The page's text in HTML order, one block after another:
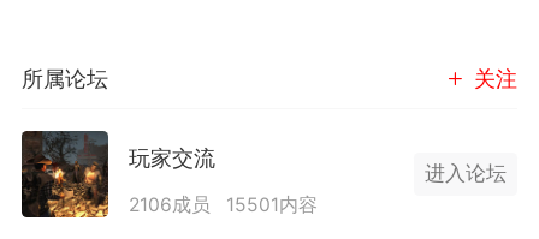
变得更简单不会手动查找目录？不
所属论坛 关注
玩家交流
2106成员 15501内容
进入论坛